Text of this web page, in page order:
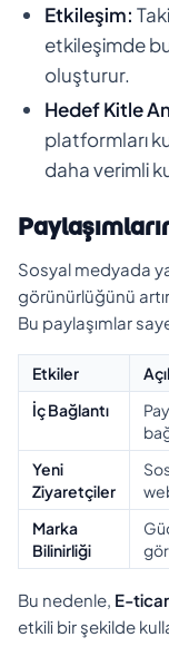
Etkileşim:
etkileşimde
oluşturur.
Hedef Kitle
platformları
daha verimli
Sosyal medyada
görünürlüğünü
Bu paylaşımlar
Etkiler
İç Bağlantı
Yeni
Ziyaretçiler
Marka
Bilinirliği
Bu nedenle, E-
etkili bir şekilde